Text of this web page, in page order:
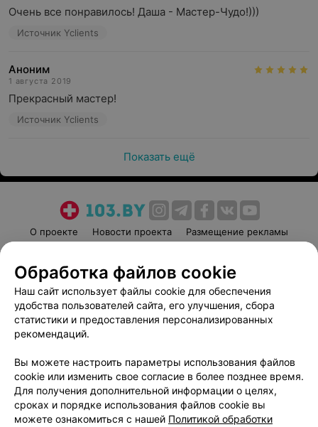
Очень все понравилось! Даша - Мастер-Чудо!)))
Источник Yclients
Аноним
1 августа 2019
Прекрасный мастер!
Источник Yclients
Показать ещё
О проекте Новости проекта
Размещение рекламы
Пользовательское соглашение
Способы оплаты
Вакансии
Партнеры
Написать руководителю 103.by
Обработка персональных данных
Обработка файлов cookie
Наш сайт использует файлы cookie для обеспечения
удобства пользователей сайта, его улучшения, сбора
статистики и предоставления персонализированных
рекомендаций.
Вы можете настроить параметры использования файлов
cookie или изменить свое согласие в более позднее время.
Для получения дополнительной информации о целях,
сроках и порядке использования файлов cookie вы
можете ознакомиться с нашей Политикой обработки